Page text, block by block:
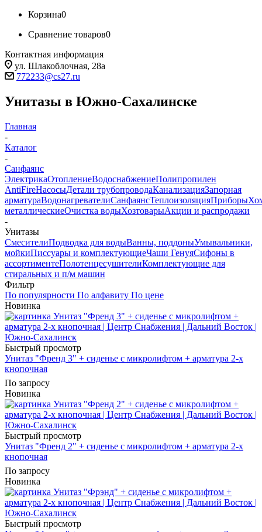
Корзина0
Сравнение товаров0
Контактная информация
ул. Шлакоблочная, 28а
772233@cs27.ru
Унитазы в Южно-Сахалинске
Главная
-
Каталог
-
Санфаянс
ЭлектрикаОтоплениеВодоснабжениеПолипропилен
AntiFireНасосыДетали трубопроводаКанализацияЗапорная
арматураВодонагревателиСанфаянсТеплоизоляцияПриборы
металлическиеОчистка водыХозтоварыАкции и распродажи
-
Унитазы
СмесителиПодводка для водыВанны, поддоныУмывальники,
мойкиПиссуары и комплектующиеЧаши ГенуяСифоны в
ассортиментеПолотенцесушителиКомплектующие для
стиральных и п/м машин
Фильтр
По популярности По алфавиту По цене
Новинка
Быстрый просмотр
Унитаз "Френд 3" + сиденье с микролифтом + арматура 2-х
кнопочная
По запросу
Новинка
Быстрый просмотр
Унитаз "Френд 2" + сиденье с микролифтом + арматура 2-х
кнопочная
По запросу
Новинка
Быстрый просмотр